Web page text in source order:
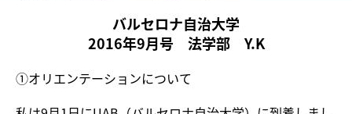
バルセロナ自治大学
2016年9月号 法学部 Y.K
①オリエンテーションについて